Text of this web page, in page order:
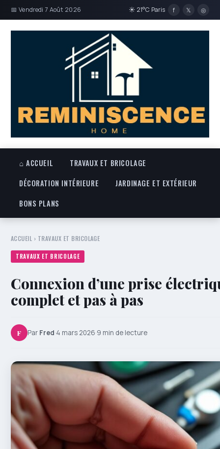
📅 Vendredi 7 Août 2026 ☀ 21°C Paris f 𝕏 ◎
⌂ ACCUEIL
TRAVAUX ET BRICOLAGE
DÉCORATION INTÉRIEURE
JARDINAGE ET EXTÉRIEUR
BONS PLANS
ACCUEIL › TRAVAUX ET BRICOLAGE
TRAVAUX ET BRICOLAGE
Connexion d’une prise
complet et pas à pas
F Par Fred·4 mars 2026·9 min de lecture